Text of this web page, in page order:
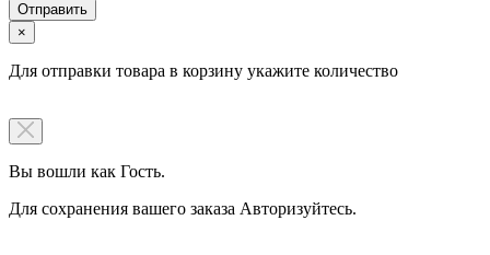
×
Для отправки товара в корзину укажите количество
Вы вошли как Гость.
Для сохранения вашего заказа Авторизуйтесь.